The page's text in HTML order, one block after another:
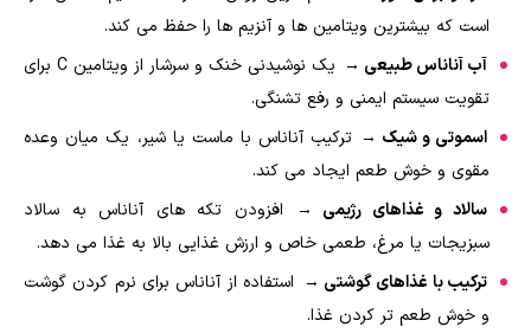
است که بیشترین ویتامین ها و آنزیم ها را حفظ می کند.
آب آناناس طبیعی →
یک نوشیدنی خنک و سرشار از ویتامین C برای
تقویت سیستم ایمنی و رفع تشنگی.
اسموتی و شیک → ترکیب آناناس با ماست یا شیر، یک میان وعده
مقوی و خوش طعم ایجاد می کند.
سالاد و غذاهای رژیمی →
افزودن تکه های آناناس به سالاد
سبزیجات یا مرغ، طعمی خاص و ارزش غذایی بالا به غذا می دهد.
ترکیب با غذاهای گوشتی → استفاده از آناناس برای نرم کردن گوشت
و خوش طعم تر کردن غذا.